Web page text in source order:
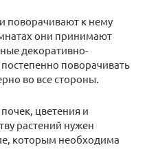
поворачивают к нему
они принимают
декоративно-
поворачивать
во все стороны.
цветения и
растений нужен
которым необходима